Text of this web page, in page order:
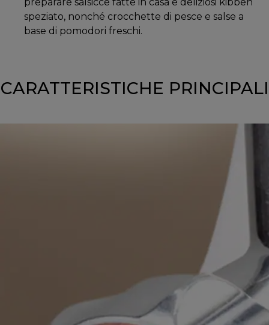
preparare salsicce fatte in casa e deliziosi kibbeh
speziato, nonché crocchette di pesce e salse a
base di pomodori freschi.
CARATTERISTICHE PRINCIPALI